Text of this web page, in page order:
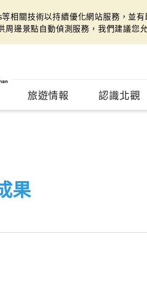
相關技術以持續優化網站服務，並
周邊景點自動偵測服務，我們建議您
旅遊情報 認識北觀
果